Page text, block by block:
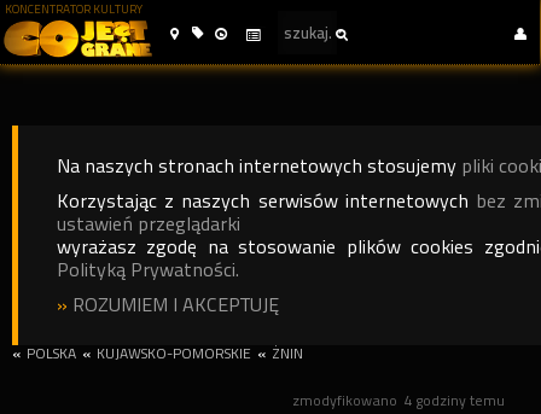
KONCENTRATOR KULTURY
Na naszych stronach internetowych stosujemy pliki
Korzystając z naszych serwisów internetowych bez
ustawień przeglądarki
wyrażasz zgodę na stosowanie plików cookies
Polityką Prywatności.
» ROZUMIEM I AKCEPTUJĘ
« POLSKA « KUJAWSKO-POMORSKIE « ŻNIN
zmodyfikowano 4 godziny temu